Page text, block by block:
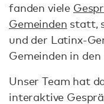
fanden viele
Gemeinden statt,
und der Latinx-
Gemeinden in den
Unser Team hat
interaktive